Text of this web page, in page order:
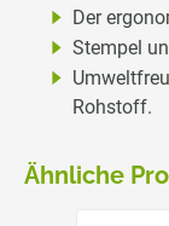
Der
Stempel
Rohstoff.
Ähnliche